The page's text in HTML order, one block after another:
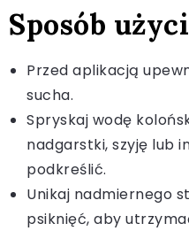
Sposób
Przed aplikacją
sucha.
Spryskaj wodę
nadgarstki, szyję lub
podkreślić.
Unikaj nadmiernego
psiknięć, aby